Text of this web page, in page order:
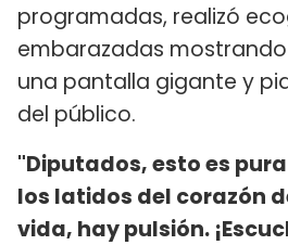
programadas, realizó
embarazadas
una pantalla gigante y
del público.
"Diputados, esto es
los latidos del corazón
vida, hay pulsión.